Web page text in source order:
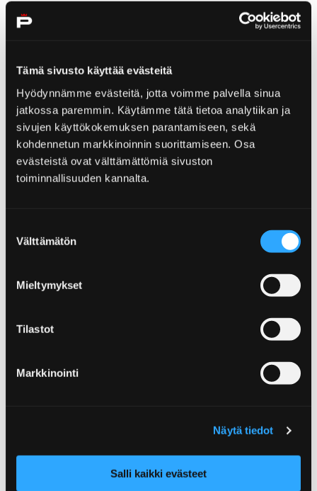
Tämä sivusto käyttää evästeitä
Hyödynnämme evästeitä, jotta voimme palvella sinua
jatkossa paremmin. Käytämme tätä tietoa analytiikan ja
sivujen käyttökokemuksen parantamiseen, sekä
kohdennetun markkinoinnin suorittamiseen. Osa
evästeistä ovat välttämättömiä sivuston
toiminnallisuuden kannalta.
valinta
Välttämätön
Mieltymykset
Tilastot
Markkinointi
Näytä tiedot
Salli kaikki evästeet
Yyteri Golf
Home
Tjänster